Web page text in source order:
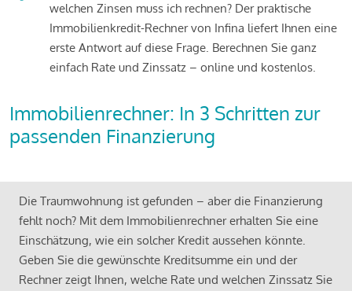
welchen Zinsen muss ich rechnen? Der praktische
Immobilienkredit-Rechner von Infina liefert Ihnen eine
erste Antwort auf diese Frage. Berechnen Sie ganz
einfach Rate und Zinssatz – online und kostenlos.
Immobilienrechner: In 3 Schritten zur
passenden Finanzierung
Die Traumwohnung ist gefunden – aber die Finanzierung
fehlt noch? Mit dem Immobilienrechner erhalten Sie eine
Einschätzung, wie ein solcher Kredit aussehen könnte.
Geben Sie die gewünschte Kreditsumme ein und der
Rechner zeigt Ihnen, welche Rate und welchen Zinssatz Sie